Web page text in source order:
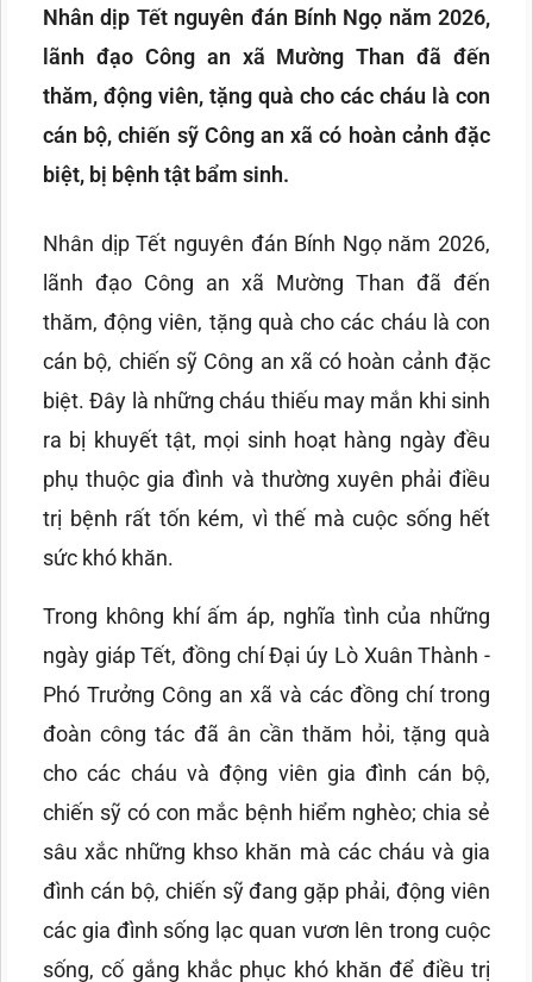
Nhân dịp Tết nguyên đán Bính Ngọ năm 2026,
lãnh đạo Công an xã Mường Than đã đến
thăm, động viên, tặng quà cho các cháu là con
cán bộ, chiến sỹ Công an xã có hoàn cảnh đặc
biệt, bị bệnh tật bẩm sinh.
Nhân dịp Tết nguyên đán Bính Ngọ năm 2026,
lãnh đạo Công an xã Mường Than đã đến
thăm, động viên, tặng quà cho các cháu là con
cán bộ, chiến sỹ Công an xã có hoàn cảnh đặc
biệt. Đây là những cháu thiếu may mắn khi sinh
ra bị khuyết tật, mọi sinh hoạt hàng ngày đều
phụ thuộc gia đình và thường xuyên phải điều
trị bệnh rất tốn kém, vì thế mà cuộc sống hết
sức khó khăn.
Trong không khí ấm áp, nghĩa tình của những
ngày giáp Tết, đồng chí Đại úy Lò Xuân Thành -
Phó Trưởng Công an xã và các đồng chí trong
đoàn công tác đã ân cần thăm hỏi, tặng quà
cho các cháu và động viên gia đình cán bộ,
chiến sỹ có con mắc bệnh hiểm nghèo; chia sẻ
sâu xắc những khso khăn mà các cháu và gia
đình cán bộ, chiến sỹ đang gặp phải, động viên
các gia đình sống lạc quan vươn lên trong cuộc
sống, cố gắng khắc phục khó khăn để điều trị